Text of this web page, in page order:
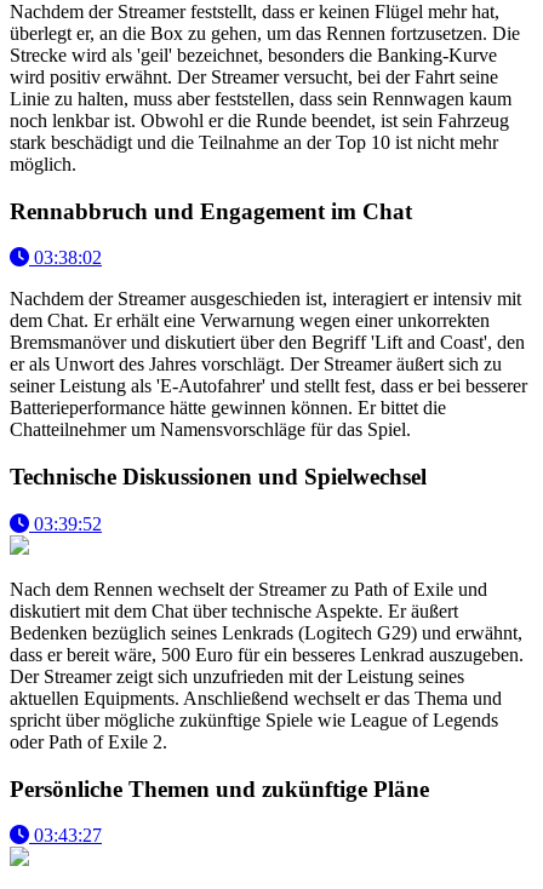
Nachdem der Streamer feststellt, dass er keinen Flügel mehr hat,
überlegt er, an die Box zu gehen, um das Rennen fortzusetzen. Die
Strecke wird als 'geil' bezeichnet, besonders die Banking-Kurve
wird positiv erwähnt. Der Streamer versucht, bei der Fahrt seine
Linie zu halten, muss aber feststellen, dass sein Rennwagen kaum
noch lenkbar ist. Obwohl er die Runde beendet, ist sein Fahrzeug
stark beschädigt und die Teilnahme an der Top 10 ist nicht mehr
möglich.
Rennabbruch und Engagement im Chat
03:38:02
Nachdem der Streamer ausgeschieden ist, interagiert er intensiv mit
dem Chat. Er erhält eine Verwarnung wegen einer unkorrekten
Bremsmanöver und diskutiert über den Begriff 'Lift and Coast', den
er als Unwort des Jahres vorschlägt. Der Streamer äußert sich zu
seiner Leistung als 'E-Autofahrer' und stellt fest, dass er bei besserer
Batterieperformance hätte gewinnen können. Er bittet die
Chatteilnehmer um Namensvorschläge für das Spiel.
Technische Diskussionen und Spielwechsel
03:39:52
Nach dem Rennen wechselt der Streamer zu Path of Exile und
diskutiert mit dem Chat über technische Aspekte. Er äußert
Bedenken bezüglich seines Lenkrads (Logitech G29) und erwähnt,
dass er bereit wäre, 500 Euro für ein besseres Lenkrad auszugeben.
Der Streamer zeigt sich unzufrieden mit der Leistung seines
aktuellen Equipments. Anschließend wechselt er das Thema und
spricht über mögliche zukünftige Spiele wie League of Legends
oder Path of Exile 2.
Persönliche Themen und zukünftige Pläne
03:43:27